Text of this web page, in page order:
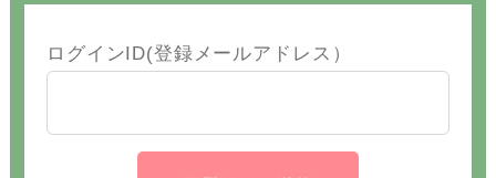
ログインID(登録メールアドレス）